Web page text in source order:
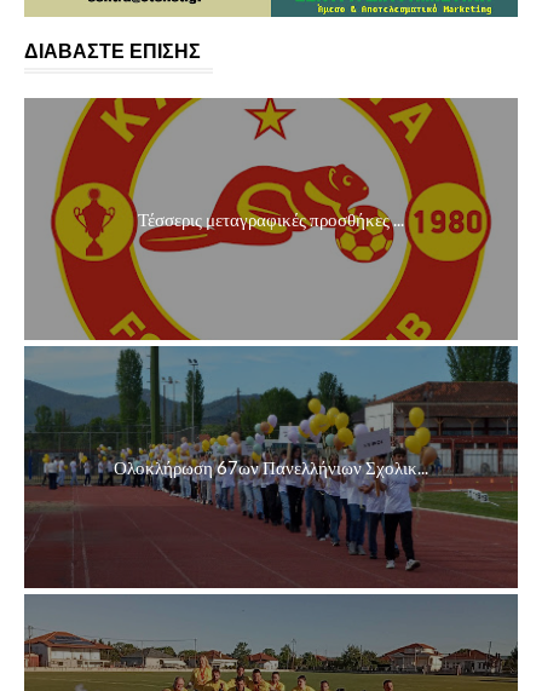
ΔΙΑΒΑΣΤΕ ΕΠΙΣΗΣ
Τέσσερις μεταγραφικές προσθήκες ...
Ολοκλήρωση 67ων Πανελλήνιων Σχολικ...